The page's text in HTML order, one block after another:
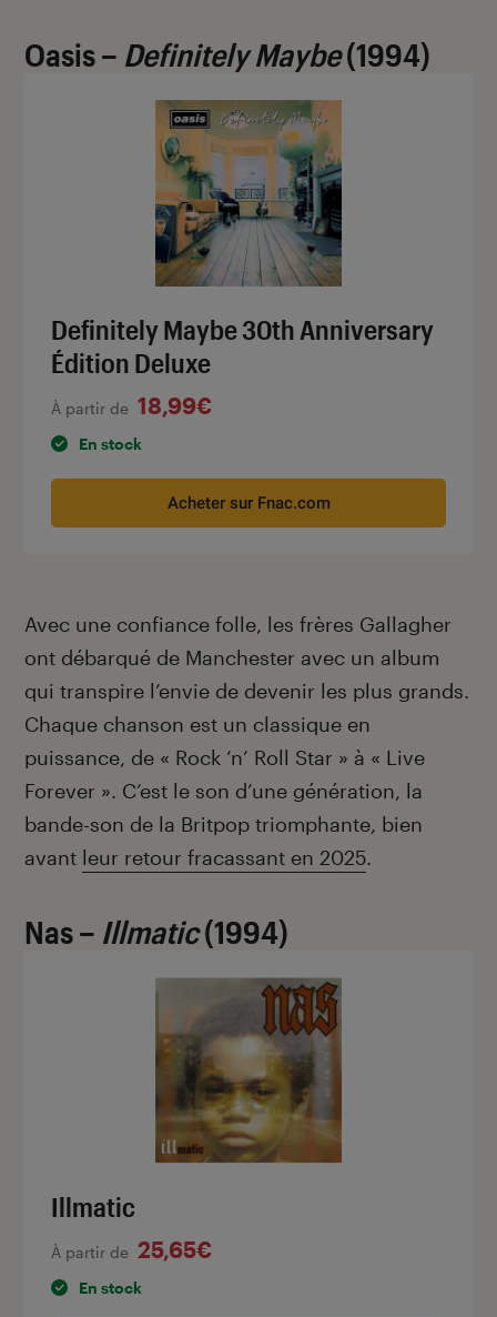
Oasis – Definitely Maybe(1994)
Definitely Maybe 30th Anniversary
Édition Deluxe
À partir de 18,99€
En stock
Acheter sur Fnac.com
Avec une confiance folle, les frères Gallagher
ont débarqué de Manchester avec un album
qui transpire l’envie de devenir les plus grands.
Chaque chanson est un classique en
puissance, de « Rock ‘n’ Roll Star » à « Live
Forever ». C’est le son d’une génération, la
bande-son de la Britpop triomphante, bien
avant leur retour fracassant en 2025.
Nas – Illmatic(1994)
Illmatic
À partir de 25,65€
En stock